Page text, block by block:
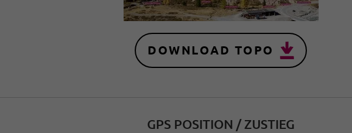
DOWNLOAD TOPO
GPS POSITION / ZUSTIEG